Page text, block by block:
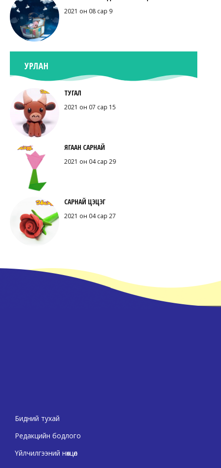
2021 он 08 сар 9
УРЛАН
ТУГАЛ
2021 он 07 сар 15
ЯГААН САРНАЙ
2021 он 04 сар 29
САРНАЙ ЦЭЦЭГ
2021 он 04 сар 27
Бидний тухай
Редакцийн бодлого
Үйлчилгээний нөхцөл